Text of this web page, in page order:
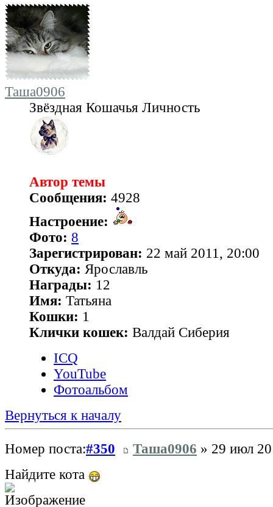
Таша0906
Звёздная Кошачья Личность
Автор темы
Сообщения: 4928
Настроение:
Фото: 8
Зарегистрирован: 22 май 2011, 20:00
Откуда: Ярославль
Награды: 12
Имя: Татьяна
Кошки: 1
Клички кошек: Валдай Сиберия
ICQ
YouTube
Фотоальбом
Вернуться к началу
Номер поста:#350 Таша0906 » 29 июл
Найдите кота